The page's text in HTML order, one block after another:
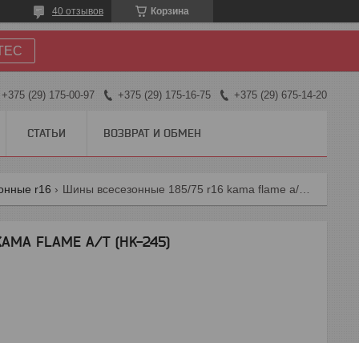
Корзина
40 отзывов
+375 (29) 175-00-97 +375 (29) 175-16-75 +375 (29) 675-14-20
СТАТЬИ ВОЗВРАТ И ОБМЕН
r16
FLAME A/T (HK-245)